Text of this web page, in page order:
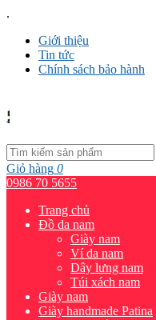
.
Giới thiệu
Tin tức
Chính sách bảo hành
Giỏ hàng 0
0986 70 5655
Trang chủ
Đồ da nam
Giày nam
Ví da nam
Dây lưng nam
Túi xách nam
Giày nam
Giày handmade Patina